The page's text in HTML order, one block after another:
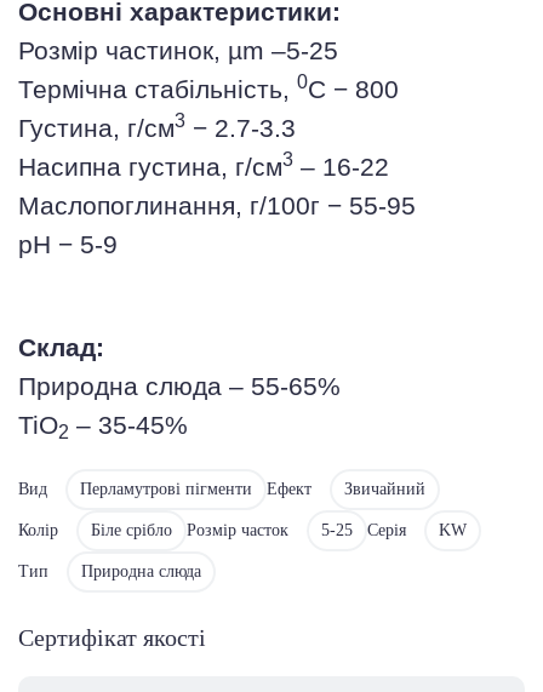
Основні характеристики:
Розмір частинок, µm –5-25
Термічна стабільність, 0С − 800
Густина, г/см3 − 2.7-3.3
Насипна густина, г/см3 – 16-22
Маслопоглинання, г/100г − 55-95
рН − 5-9
Склад:
Природна слюда – 55-65%
TiO2 – 35-45%
Вид Перламутрові пігменти Ефект Звичайний
Колір Біле срібло Розмір часток 5-25 Серія KW
Тип Природна слюда
Сертифікат якості